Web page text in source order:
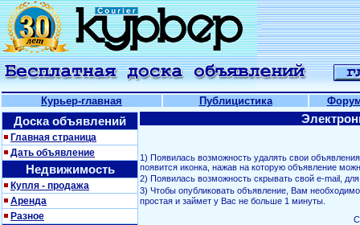
Курьер-главная Публицистика
Доска объявлений
Главная страница
Дать объявление
Недвижимость
Купля - продажа
Аренда
Разное
1) Появилась возможность удалять свои
появится иконка, нажав на которую объявление
2) Появилась возможность скрывать свой е-mail,
3) Чтобы опубликовать объявление, Вам
простая и займет у Вас не больше 1 минуты.